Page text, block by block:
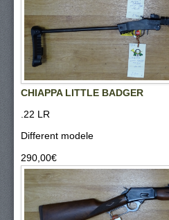
CHIAPPA LITTLE BADGER
.22 LR
Different modele
290,00‎€